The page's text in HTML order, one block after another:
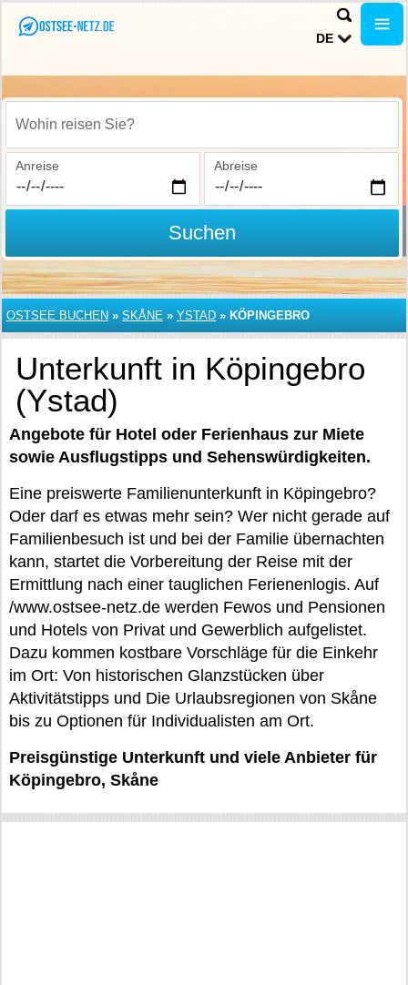
DE
Wohin reisen Sie?
Anreise Abreise
Suchen
OSTSEE BUCHEN » SKÅNE » YSTAD » KÖPINGEBRO
Unterkunft in Köpingebro
(Ystad)
Angebote für Hotel oder Ferienhaus zur Miete
sowie Ausflugstipps und Sehenswürdigkeiten.
Eine preiswerte Familienunterkunft in Köpingebro?
Oder darf es etwas mehr sein? Wer nicht gerade auf
Familienbesuch ist und bei der Familie übernachten
kann, startet die Vorbereitung der Reise mit der
Ermittlung nach einer tauglichen Ferienenlogis. Auf
/www.ostsee-netz.de werden Fewos und Pensionen
und Hotels von Privat und Gewerblich aufgelistet.
Dazu kommen kostbare Vorschläge für die Einkehr
im Ort: Von historischen Glanzstücken über
Aktivitätstipps und Die Urlaubsregionen von Skåne
bis zu Optionen für Individualisten am Ort.
Preisgünstige Unterkunft und viele Anbieter für
Köpingebro, Skåne